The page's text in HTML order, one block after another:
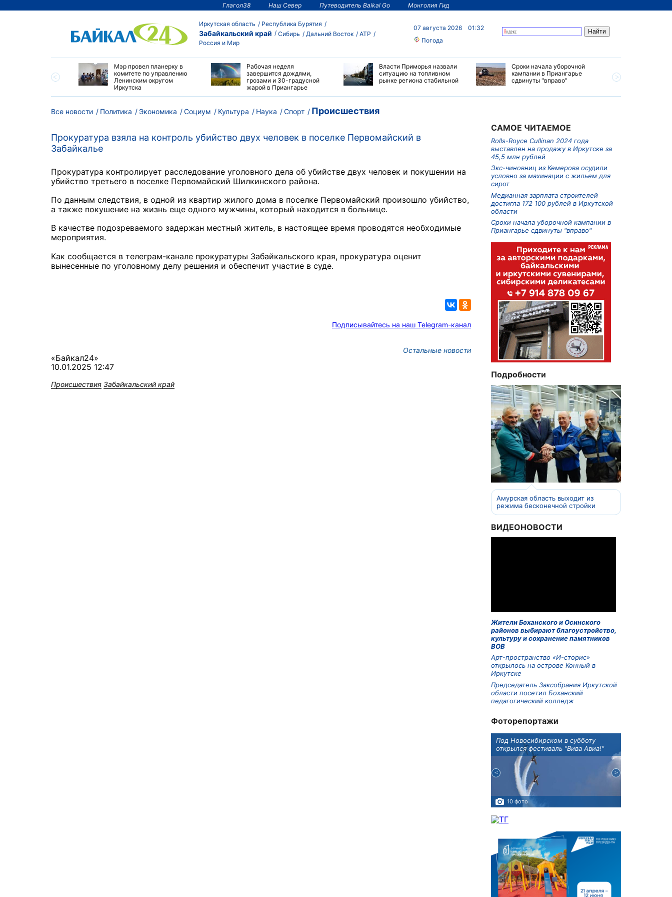
Глагол38 Наш Север Путеводитель Baikal Go Монголия Гид
Иркутская область Республика Бурятия
Забайкальский край Сибирь Дальний Восток
АТР
Россия и Мир
07 августа 2026
01:32
Погода
сделать
Мэр провел планерку в
комитете по управлению
Ленинским округом
Иркутска
Рабочая неделя
завершится дождями,
грозами и 30-градусной
жарой в Приангарье
Власти Приморья назвали
ситуацию на топливном
рынке региона стабильной
Сроки начала уборочной
кампании в Приангарье
сдвинуты "вправо"
Все новости Политика Экономика Социум Культура Наука Спорт Происшествия
Прокуратура взяла на контроль убийство двух человек в поселке Первомайский в
Забайкалье
Прокуратура контролирует расследование уголовного дела об убийстве двух человек и покушении на
убийство третьего в поселке Первомайский Шилкинского района.
По данным следствия, в одной из квартир жилого дома в поселке Первомайский произошло убийство,
а также покушение на жизнь еще одного мужчины, который находится в больнице.
В качестве подозреваемого задержан местный житель, в настоящее время проводятся необходимые
мероприятия.
Как сообщается в телеграм-канале прокуратуры Забайкальского края, прокуратура оценит
вынесенные по уголовному делу решения и обеспечит участие в суде.
Подписывайтесь на наш Telegram-канал
Остальные новости
«Байкал24»
10.01.2025 12:47
Происшествия Забайкальский край
САМОЕ ЧИТАЕМОЕ
Rolls-Royce Cullinan 2024 года
выставлен на продажу в Иркутске за
45,5 млн рублей
Экс-чиновниц из Кемерова осудили
условно за махинации с жильем для
сирот
Медианная зарплата строителей
достигла 172 100 рублей в Иркутской
области
Сроки начала уборочной кампании в
Приангарье сдвинуты "вправо"
Подробности
Амурская область выходит из
режима бесконечной стройки
ВИДЕОНОВОСТИ
Жители Боханского и Осинского
районов выбирают благоустройство,
культуру и сохранение памятников
ВОВ
Арт-пространство «И-сторис»
открылось на острове Конный в
Иркутске
Председатель Заксобрания Иркутской
области посетил Боханский
педагогический колледж
Фоторепортажи
Под Новосибирском в субботу
открылся фестиваль "Вива Авиа!"
10 фото